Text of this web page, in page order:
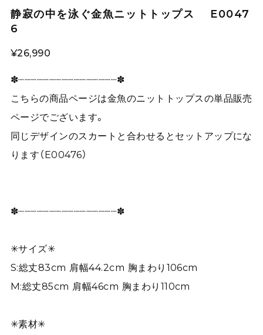
静寂の中を泳ぐ金魚ニットトップス E0047
6
¥26,990
✽┈┈┈┈┈┈┈┈┈┈┈┈┈┈┈┈✽
こちらの商品ページは金魚のニットトップスの単品販売
ページでございます。
同じデザインのスカートと合わせるとセットアップにな
ります（E00476）
✽┈┈┈┈┈┈┈┈┈┈┈┈┈┈┈┈✽
✳︎サイズ✳︎
S:総丈83cm 肩幅44.2cm 胸まわり106cm
M:総丈85cm 肩幅46cm 胸まわり110cm
✳︎素材✳︎